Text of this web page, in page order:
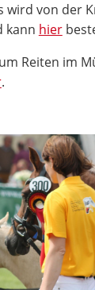
wird von der
kann hier
Reiten im
.